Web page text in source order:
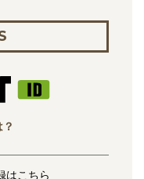
はこちら